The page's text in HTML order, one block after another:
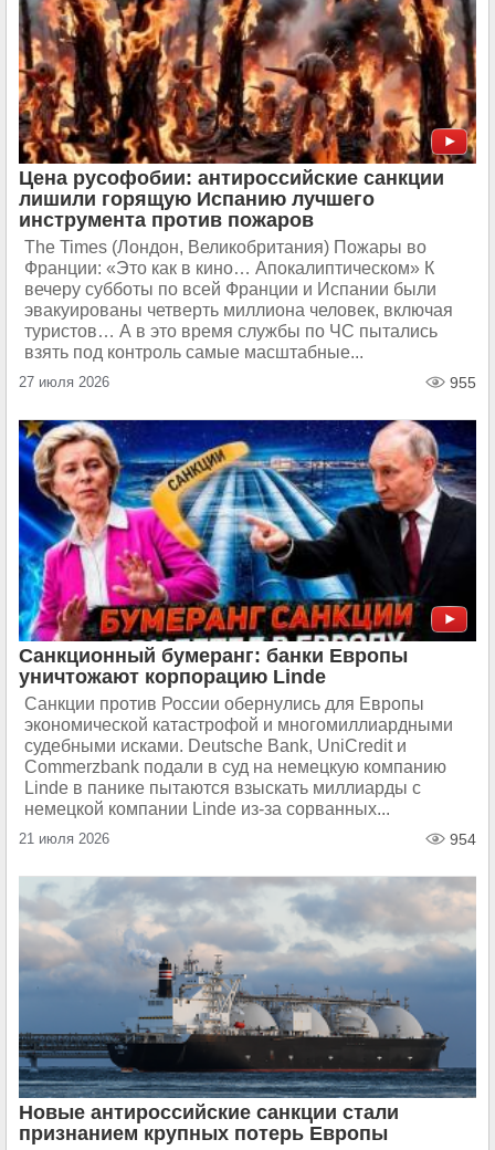
Цена русофобии: антироссийские санкции
лишили горящую Испанию лучшего
инструмента против пожаров
The Times (Лондон, Великобритания) Пожары во
Франции: «Это как в кино… Апокалиптическом» К
вечеру субботы по всей Франции и Испании были
эвакуированы четверть миллиона человек, включая
туристов… А в это время службы по ЧС пытались
взять под контроль самые масштабные...
27 июля 2026 955
Санкционный бумеранг: банки Европы
уничтожают корпорацию Linde
Санкции против России обернулись для Европы
экономической катастрофой и многомиллиардными
судебными исками. Deutsche Bank, UniCredit и
Commerzbank подали в суд на немецкую компанию
Linde в панике пытаются взыскать миллиарды с
немецкой компании Linde из-за сорванных...
21 июля 2026 954
Новые антироссийские санкции стали
признанием крупных потерь Европы